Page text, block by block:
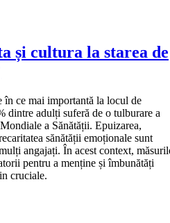
și cultura la starea de
în ce mai importantă la locul de
dintre adulți suferă de o tulburare a
a Sănătății. Epuizarea,
sănătății emoționale sunt
angajați. În acest context,
pentru a menține și îmbunătăți
cruciale.